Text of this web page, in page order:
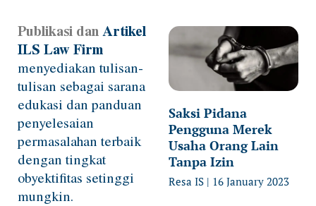
Publikasi danArtikel
ILS Law Firm
menyediakan tulisan-
tulisan sebagai sarana
edukasi dan panduan
penyelesaian
permasalahan terbaik
dengan tingkat
obyektifitas setinggi
mungkin.
Saksi Pidana
Pengguna Merek
Usaha Orang Lain
Tanpa Izin
Resa IS 16 January 2023
PagePage